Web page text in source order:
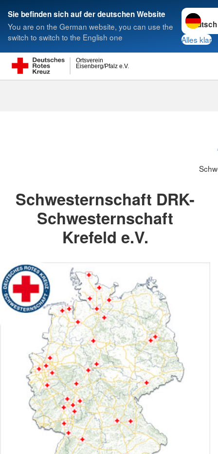
Sie befinden sich auf der deutschen Website
You are on the German website, you can use the
switch to switch to the English one
Sprache
Alles klar
Eisenberg/Pfalz e.V.
Ortsverein
Suche
Schwesternschaft DRK-
Schwesternschaft
Krefeld e.V.